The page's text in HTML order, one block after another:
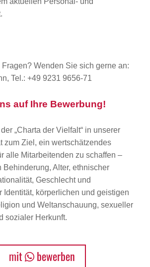
Wenden Sie sich gerne an:
Tel.: +49 9231 9656-71
auf Ihre Bewerbung!
„Charta der Vielfalt“ in unserer
zum Ziel, ein wertschätzendes
alle Mitarbeitenden zu schaffen –
Behinderung, Alter, ethnischer
Geschlecht und
Identität, körperlichen und geistigen
und Weltanschauung, sexueller
sozialer Herkunft.
mit
bewerben